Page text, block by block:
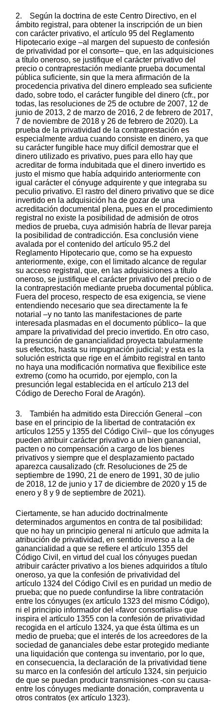
2. Según la doctrina de este Centro Directivo, en el
ámbito registral, para obtener la inscripción de un bien
con carácter privativo, el artículo 95 del Reglamento
Hipotecario exige –al margen del supuesto de confesión
de privatividad por el consorte– que, en las adquisiciones
a título oneroso, se justifique el carácter privativo del
precio o contraprestación mediante prueba documental
pública suficiente, sin que la mera afirmación de la
procedencia privativa del dinero empleado sea suficiente
dado, sobre todo, el carácter fungible del dinero (cfr., por
todas, las resoluciones de 25 de octubre de 2007, 12 de
junio de 2013, 2 de marzo de 2016, 2 de febrero de 2017,
7 de noviembre de 2018 y 26 de febrero de 2020). La
prueba de la privatividad de la contraprestación es
especialmente ardua cuando consiste en dinero, ya que
su carácter fungible hace muy difícil demostrar que el
dinero utilizado es privativo, pues para ello hay que
acreditar de forma indubitada que el dinero invertido es
justo el mismo que había adquirido anteriormente con
igual carácter el cónyuge adquirente y que integraba su
peculio privativo. El rastro del dinero privativo que se dice
invertido en la adquisición ha de gozar de una
acreditación documental plena, pues en el procedimiento
registral no existe la posibilidad de admisión de otros
medios de prueba, cuya admisión habría de llevar pareja
la posibilidad de contradicción. Esa conclusión viene
avalada por el contenido del artículo 95.2 del
Reglamento Hipotecario que, como se ha expuesto
anteriormente, exige, con el limitado alcance de regular
su acceso registral, que, en las adquisiciones a título
oneroso, se justifique el carácter privativo del precio o de
la contraprestación mediante prueba documental pública.
Fuera del proceso, respecto de esa exigencia, se viene
entendiendo necesario que sea directamente la fe
notarial –y no tanto las manifestaciones de parte
interesada plasmadas en el documento público– la que
ampare la privatividad del precio invertido. En otro caso,
la presunción de ganancialidad proyecta tabularmente
sus efectos, hasta su impugnación judicial; y esta es la
solución estricta que rige en el ámbito registral en tanto
no haya una modificación normativa que flexibilice este
extremo (como ha ocurrido, por ejemplo, con la
presunción legal establecida en el artículo 213 del
Código de Derecho Foral de Aragón).
3. También ha admitido esta Dirección General –con
base en el principio de la libertad de contratación ex
artículos 1255 y 1355 del Código Civil– que los cónyuges
pueden atribuir carácter privativo a un bien ganancial,
pacten o no compensación a cargo de los bienes
privativos y siempre que el desplazamiento pactado
aparezca causalizado (cfr. Resoluciones de 25 de
septiembre de 1990, 21 de enero de 1991, 30 de julio
de 2018, 12 de junio y 17 de diciembre de 2020 y 15 de
enero y 8 y 9 de septiembre de 2021).
Ciertamente, se han aducido doctrinalmente
determinados argumentos en contra de tal posibilidad:
que no hay un principio general ni artículo que admita la
atribución de privatividad, en sentido inverso a la de
ganancialidad a que se refiere el artículo 1355 del
Código Civil, en virtud del cual los cónyuges puedan
atribuir carácter privativo a los bienes adquiridos a título
oneroso, ya que la confesión de privatividad del
artículo 1324 del Código Civil es en puridad un medio de
prueba; que no puede confundirse la libre contratación
entre los cónyuges (ex artículo 1323 del mismo Código),
ni el principio informador del «favor consortialis» que
inspira el artículo 1355 con la confesión de privatividad
recogida en el artículo 1324, ya que ésta última es un
medio de prueba; que el interés de los acreedores de la
sociedad de gananciales debe estar protegido mediante
una liquidación que contenga su inventario, por lo que,
en consecuencia, la declaración de la privatividad tiene
su marco en la confesión del artículo 1324, sin perjuicio
de que se puedan producir transmisiones -con su causa-
entre los cónyuges mediante donación, compraventa u
otros contratos (ex artículo 1323).